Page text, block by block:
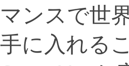
マンスで世
手に入れる